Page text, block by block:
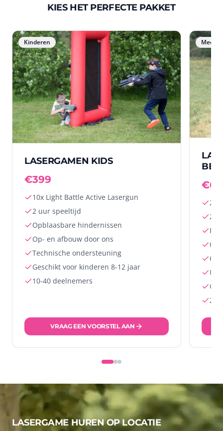
KIES HET PERFECTE PAKKET
Kinderen
LASERGAMEN KIDS
€399
10x Light Battle Active Lasergun
2 uur speeltijd
Opblaasbare hindernissen
Op- en afbouw door ons
Technische ondersteuning
Geschikt voor kinderen 8-12 jaar
10-40 deelnemers
VRAAG EEN VOORSTEL AAN
Meest
2
20-
LASERGAME HUREN OP LOCATIE